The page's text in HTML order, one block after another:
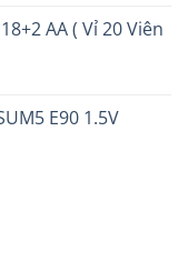
AA ( Vỉ 20 Viên
E90 1.5V